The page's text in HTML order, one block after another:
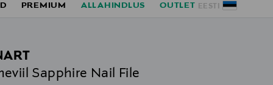
EESTI
PREMIUM ALLAHINDLUS OUTLET
Sapphire Nail File